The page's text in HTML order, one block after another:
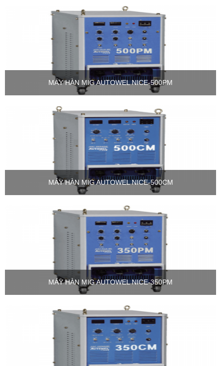
MÁY HÀN MIG AUTOWEL NICE-500PM
MÁY HÀN MIG AUTOWEL NICE-500CM
MÁY HÀN MIG AUTOWEL NICE-350PM